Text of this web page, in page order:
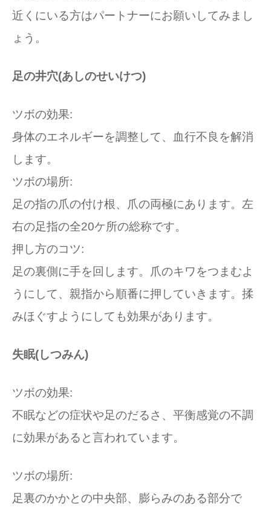
近くにいる方はパートナーにお願いしてみまし
ょう。
足の井穴(あしのせいけつ)
ツボの効果:
身体のエネルギーを調整して、血行不良を解消
します。
ツボの場所:
足の指の爪の付け根、爪の両極にあります。左
右の足指の全20ケ所の総称です。
押し方のコツ:
足の裏側に手を回します。爪のキワをつまむよ
うにして、親指から順番に押していきます。揉
みほぐすようにしても効果があります。
失眠(しつみん)
ツボの効果:
不眠などの症状や足のだるさ、平衡感覚の不調
に効果があると言われています。
ツボの場所:
足裏のかかとの中央部、膨らみのある部分で